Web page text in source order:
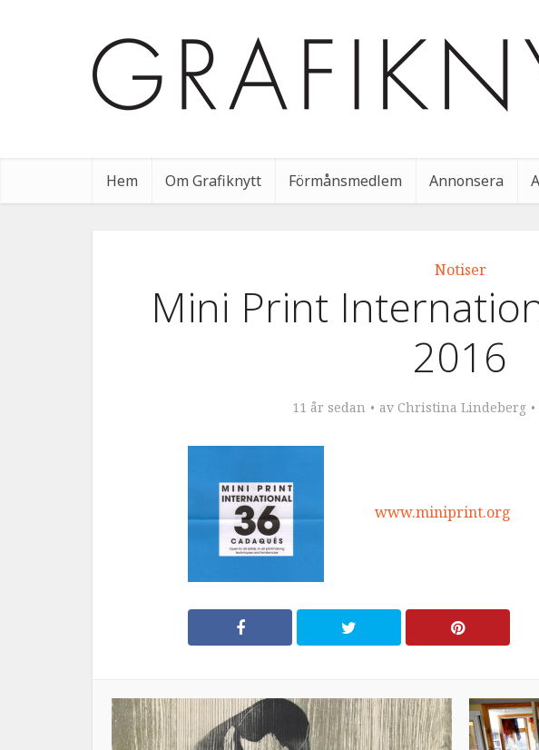
Hem Om Grafiknytt Förmånsmedlem Annonsera
Notiser
Mini Print
2016
11 år sedan av Christina Lindeberg
www.miniprint.org